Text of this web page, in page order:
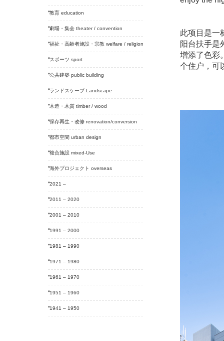
教育 education
劇場・集会 theater / convention
福祉・高齢者施設・宗教 welfare / religion
スポーツ sport
公共建築 public building
ランドスケープ Landscape
木造・木質 timber / wood
保存再生・改修 renovation/conversion
都市空間 urban design
複合施設 mixed-Use
海外プロジェクト overseas
2021 –
2011 – 2020
2001 – 2010
1991 – 2000
1981 – 1990
1971 – 1980
1961 – 1970
1951 – 1960
1941 – 1950
此项目是一
阳台扶手是
增添了色彩
个住户，可